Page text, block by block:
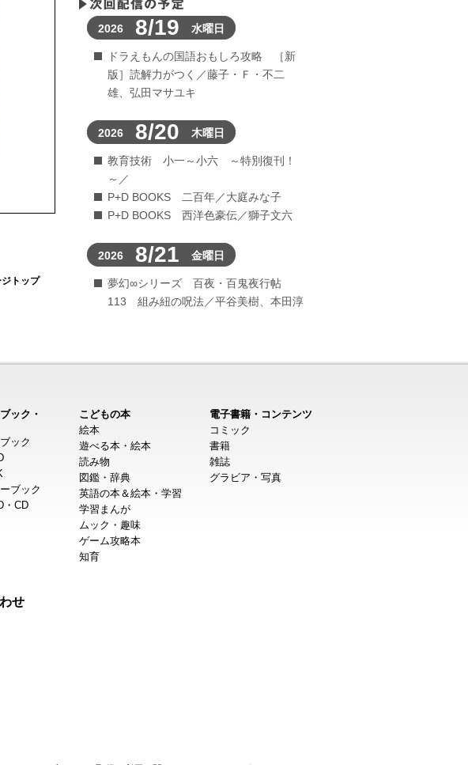
トップ
2026 8/19 水曜日
ドラえもんの国語おもしろ攻略 ［新
版］読解力がつく／藤子・Ｆ・不二
雄、弘田マサユキ
2026 8/20 木曜日
教育技術 小一～小六 ～特別復刊！
～／
P+D BOOKS 二百年／大庭みな子
P+D BOOKS 西洋色豪伝／獅子文六
2026 8/21 金曜日
夢幻∞シリーズ 百夜・百鬼夜行帖
113 組み紐の呪法／平谷美樹、本田淳
ック・
ック
ブック
・CD
こどもの本
絵本
遊べる本・絵本
読み物
図鑑・辞典
英語の本＆絵本・学習
学習まんが
ムック・趣味
ゲーム攻略本
知育
電子書籍・コンテンツ
コミック
書籍
雑誌
グラビア・写真
せ